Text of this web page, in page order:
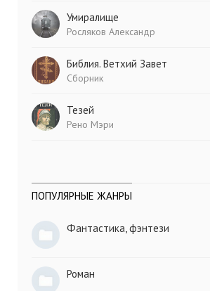
Умиралище
Росляков Александр
Библия. Ветхий Завет
Сборник
Тезей
Рено Мэри
ПОПУЛЯРНЫЕ ЖАНРЫ
Фантастика, фэнтези
Роман